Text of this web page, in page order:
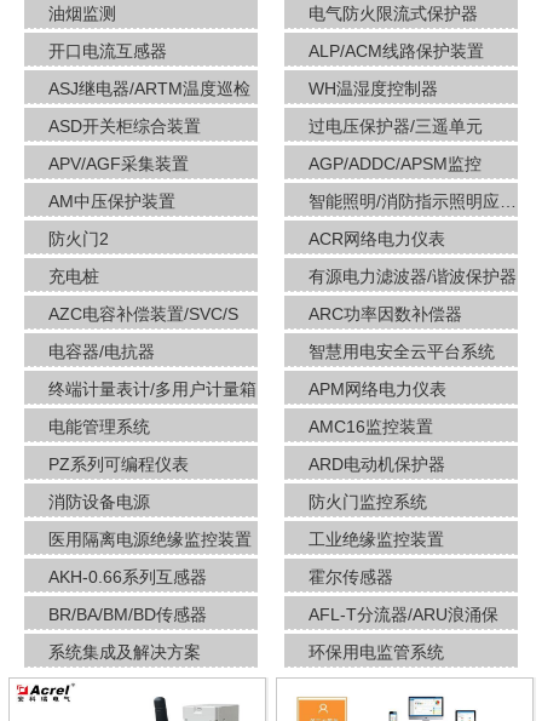
油烟监测
电气防火限流式保护器
开口电流互感器
ALP/ACM线路保护装置
ASJ继电器/ARTM温度巡检
WH温湿度控制器
ASD开关柜综合装置
过电压保护器/三遥单元
APV/AGF采集装置
AGP/ADDC/APSM监控
AM中压保护装置
防火门2
ACR网络电力仪表
充电桩
有源电力滤波器/谐波保护器
AZC电容补偿装置/SVC/S
ARC功率因数补偿器
电容器/电抗器
智慧用电安全云平台系统
终端计量表计/多用户计量箱
APM网络电力仪表
电能管理系统
AMC16监控装置
PZ系列可编程仪表
ARD电动机保护器
消防设备电源
防火门监控系统
医用隔离电源绝缘监控装置
工业绝缘监控装置
AKH-0.66系列互感器
霍尔传感器
BR/BA/BM/BD传感器
AFL-T分流器/ARU浪涌保
系统集成及解决方案
环保用电监管系统